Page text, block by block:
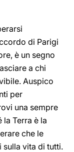
di Parigi
è un segno
a chi
Auspico
per
una sempre
Terra è la
che le
sulla vita di tutti.